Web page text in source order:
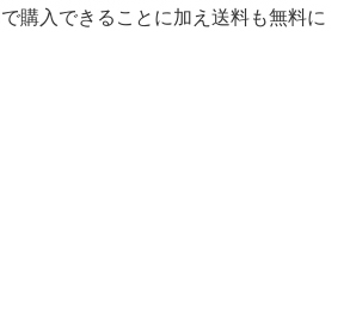
購入できることに加え送料も無料に